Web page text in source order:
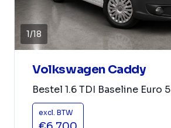
1/18
Volkswagen Caddy
Bestel 1.6 TDI Baseline Euro 5
excl. BTW